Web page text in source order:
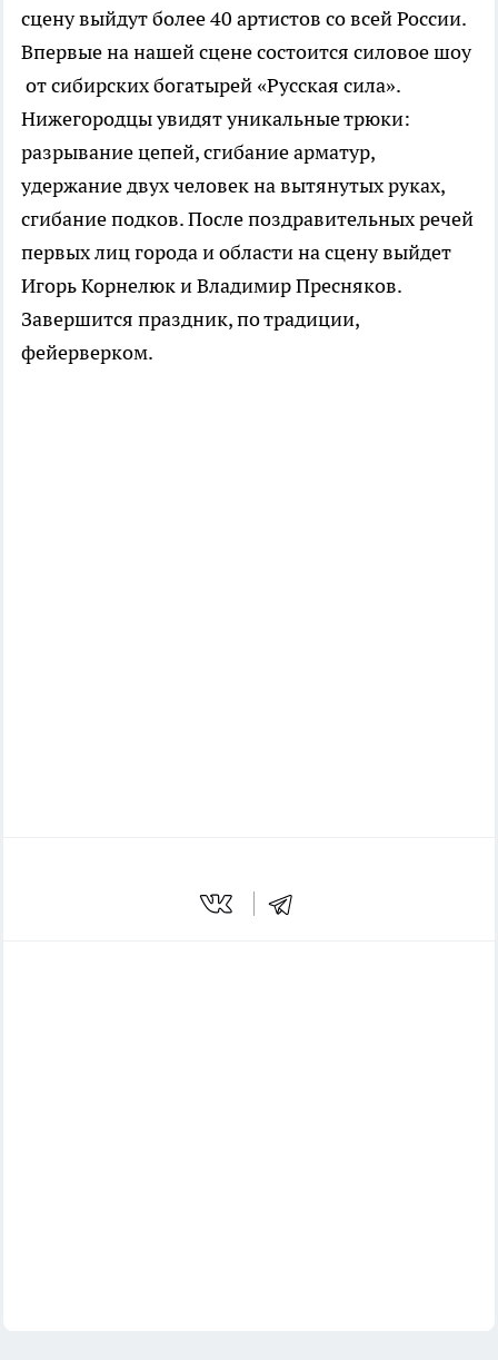
сцену выйдут более 40 артистов со всей России.
Впервые на нашей сцене состоится силовое шоу
от сибирских богатырей «Русская сила».
Нижегородцы увидят уникальные трюки:
разрывание цепей, сгибание арматур,
удержание двух человек на вытянутых руках,
сгибание подков. После поздравительных речей
первых лиц города и области на сцену выйдет
Игорь Корнелюк и Владимир Пресняков.
Завершится праздник, по традиции,
фейерверком.